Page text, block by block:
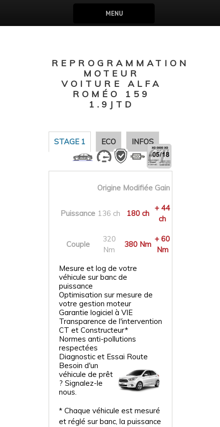
MENU
REPROGRAMMATION
MOTEUR
VOITURE ALFA
ROMÉO 159
1.9JTD
STAGE 1 ECO INFOS
Origine Modifiée Gain
Puissance 136 ch 180 ch
+ 44
ch
Couple
320
Nm
380 Nm
+ 60
Nm
Mesure et log de votre
véhicule sur banc de
puissance
Optimisation sur mesure de
votre gestion moteur
Garantie logiciel à VIE
Transparence de l'intervention
CT et Constructeur*
Normes anti-pollutions
respectées
Diagnostic et Essai Route
Besoin d'un
véhicule de prêt
? Signalez-le
nous.
* Chaque véhicule est mesuré
et réglé sur banc, la puissance